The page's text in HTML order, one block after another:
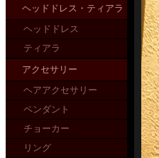
ヘッドドレス・ティアラ
ヘッドドレス
ティアラ
アクセサリー
ヘアアクセサリー
ペンダント
チョーカー
リング